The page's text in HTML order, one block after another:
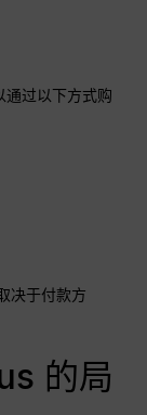
通过以下方式购
决于付款方
的局